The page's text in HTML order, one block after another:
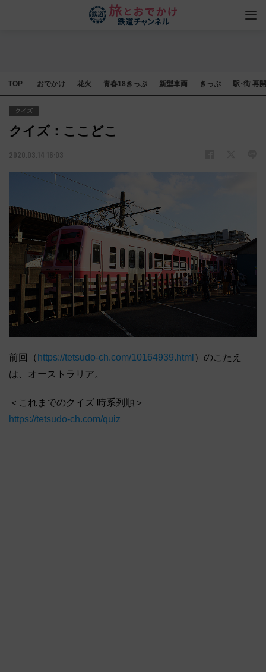
TOP おでかけ 花火 青春18きっぷ 新型車両 きっぷ 駅･街 再
クイズ
クイズ：ここどこ
2020.03.14 16:03
前回（ https://tetsudo-ch.com/10164939.html ）のこたえ
は、オーストラリア。
＜これまでのクイズ 時系列順＞
https://tetsudo-ch.com/quiz